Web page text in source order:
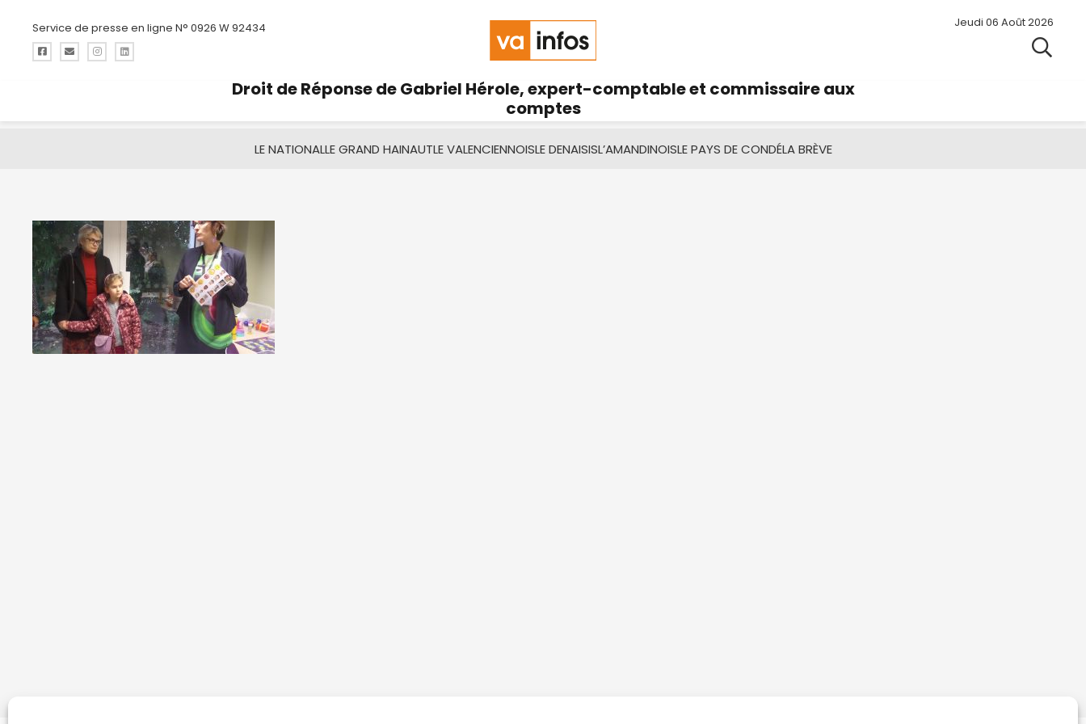
Service de presse en ligne N° 0926 W 92434 Jeudi 06 Août 2026
Droit de Réponse de Gabriel Hérole, expert-comptable et commissaire aux
comptes
LE NATIONALLE GRAND HAINAUTLE VALENCIENNOISLE DENAISISL’AMANDINOISLE PAYS DE CONDÉLA BRÈVE